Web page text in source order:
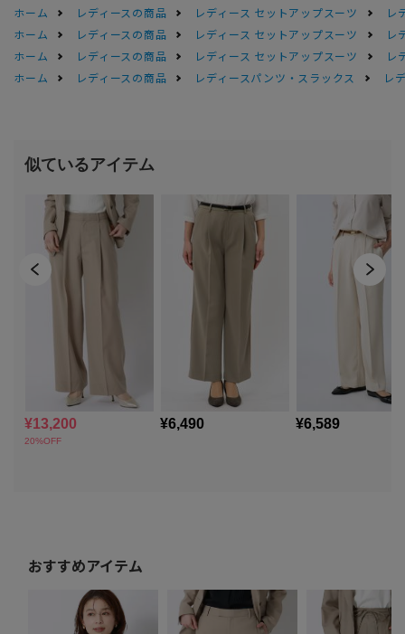
ホーム
レディースの商品 レディース セットアップスーツ
レ
ホーム
レディースの商品 レディース セットアップスーツ
レ
ホーム
レディースの商品 レディース セットアップスーツ
レ
ホーム
レディースの商品 レディースパンツ・スラックス レ